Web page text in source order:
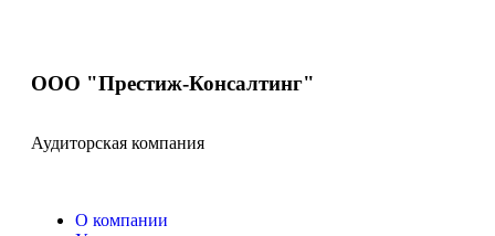
ООО "Престиж-Консалтинг"
Аудиторская компания
О компании